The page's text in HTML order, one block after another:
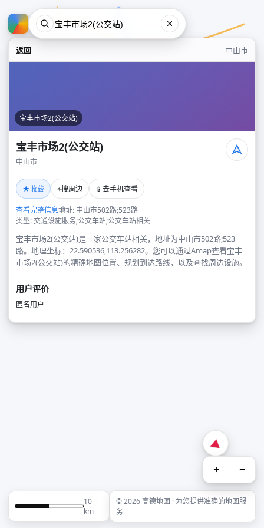
返回 中山市
宝丰市场2(公交站)
宝丰市场2(公交站)
中山市
★收藏 ⌖搜周边 📱 去手机查看
查看完整信息地址: 中山市502路;523路
类型: 交通设施服务;公交车站;公交车站相关
宝丰市场2(公交站)是一家公交车站相关，地址为中山市502路;523
路。地理坐标：22.590536,113.256282。您可以通过Amap查看宝丰
市场2(公交站)的精确地图位置、规划到达路线，以及查找周边设施。
用户评价
匿名用户
+ −
10
km
© 2026 高德地图 · 为您提供准确的地图服
务